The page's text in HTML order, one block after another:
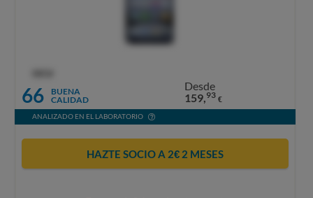
66
BUENA
CALIDAD
Desde
159,93 €
ANALIZADO EN EL LABORATORIO
HAZTE SOCIO A 2€ 2 MESES